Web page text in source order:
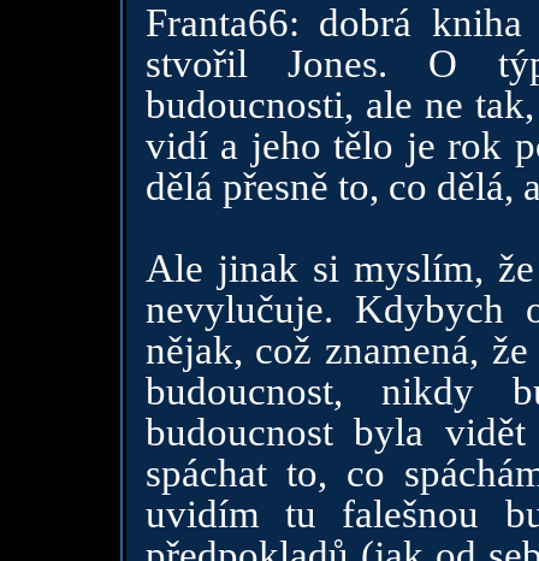
Franta66: dobrá
stvořil Jones. O
budoucnosti, ale ne
vidí a jeho tělo je rok
dělá přesně to, co dělá,
Ale jinak si myslím,
nevylučuje. Kdybych
nějak, což znamená,
budoucnost, nikdy
budoucnost byla
spáchat to, co
uvidím tu falešnou